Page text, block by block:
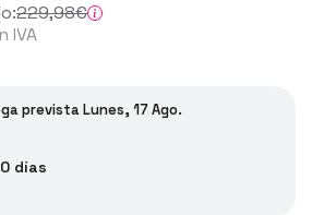
229,98€
IVA
prevista Lunes, 17 Ago.
días